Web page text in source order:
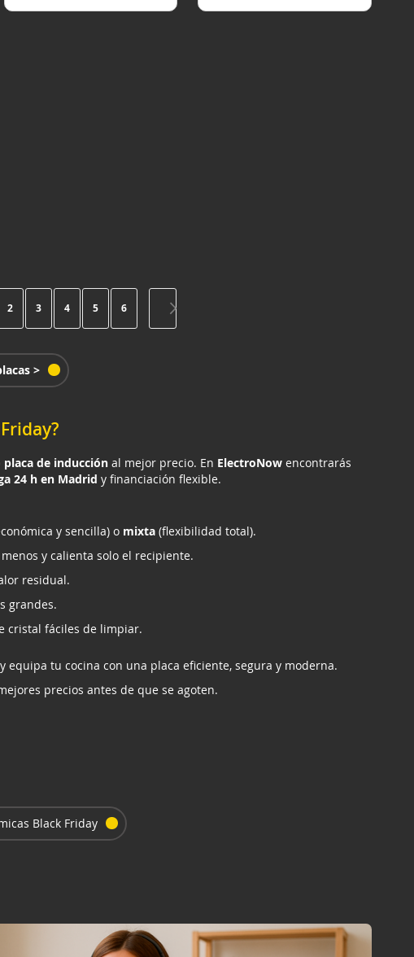
estás leyendo página
Página
2 Página
3 Página
4 Página
5 Página
6
>
de inducción al mejor precio. En ElectroNow encontrarás
24 h en Madrid y financiación flexible.
y sencilla) o mixta (flexibilidad total).
y calienta solo el recipiente.
residual.
grandes.
cristal fáciles de limpiar.
y equipa tu cocina con una placa eficiente, segura y moderna.
precios antes de que se agoten.
Black Friday